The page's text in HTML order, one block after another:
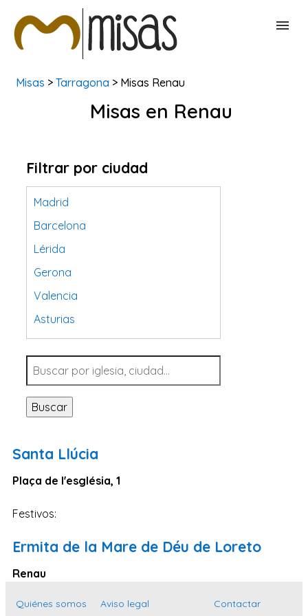
BUSCAR MISAS
Misas > Tarragona > Misas Renau
Misas en Renau
Filtrar por ciudad
Madrid
Barcelona
Lérida
Gerona
Valencia
Asturias
Tarragona
Navarra
Valladolid
Sevilla
Santa Cruz de Tenerife
Cantabria
Málaga
Alicante
Toledo
Buscar
Santa Llúcia
Plaça de l'església, 1
Festivos:
Ermita de la Mare de Déu de Loreto
Renau
Quiénes somos
Aviso legal
Contactar